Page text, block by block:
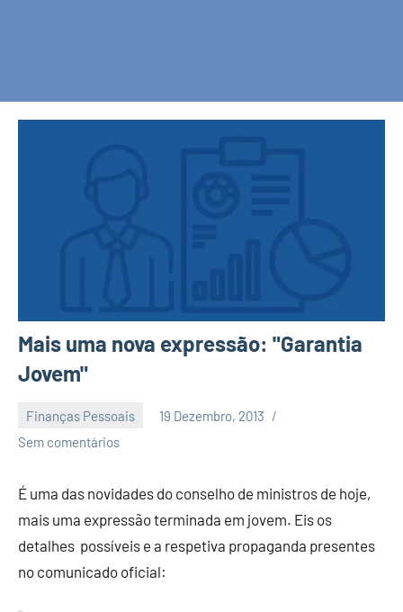
Mais uma nova expressão: "Garantia
Jovem"
Finanças Pessoais
19 Dezembro, 2013
Economia
Finanças
Sem comentários
É uma das novidades do conselho de ministros de hoje,
mais uma expressão terminada em jovem. Eis os
detalhes possíveis e a respetiva propaganda presentes
no comunicado oficial: